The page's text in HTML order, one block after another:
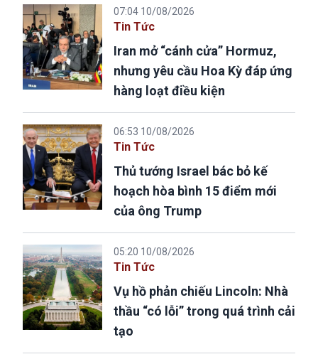
07:04 10/08/2026
Tin Tức
Iran mở “cánh cửa” Hormuz,
nhưng yêu cầu Hoa Kỳ đáp ứng
hàng loạt điều kiện
06:53 10/08/2026
Tin Tức
Thủ tướng Israel bác bỏ kế
hoạch hòa bình 15 điểm mới
của ông Trump
05:20 10/08/2026
Tin Tức
Vụ hồ phản chiếu Lincoln: Nhà
thầu “có lỗi” trong quá trình cải
tạo